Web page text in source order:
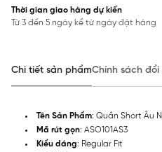
Thời gian giao hàng dự kiến
Từ 3 đến 5 ngày kể từ ngày đặt hàng
Chi tiết sản phẩmChính sách
Tên Sản Phẩm: Quần Short Âu
Mã rút gọn: ASO101AS3
Kiểu dáng: Regular Fit